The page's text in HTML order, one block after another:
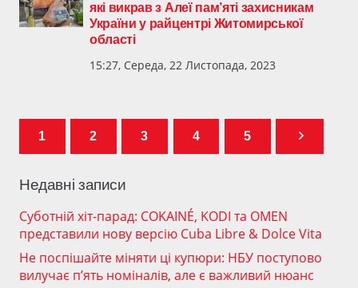
які викрав з Алеї пам’яті захисникам
України у райцентрі Житомирської
області
15:27, Середа, 22 Листопада, 2023
1 2 3 4 5
Недавні записи
Суботній хіт-парад: COKAINÉ, KODI та OMEN
представили нову версію Cuba Libre & Dolce Vita
Не поспішайте міняти ці купюри: НБУ поступово
вилучає п’ять номіналів, але є важливий нюанс